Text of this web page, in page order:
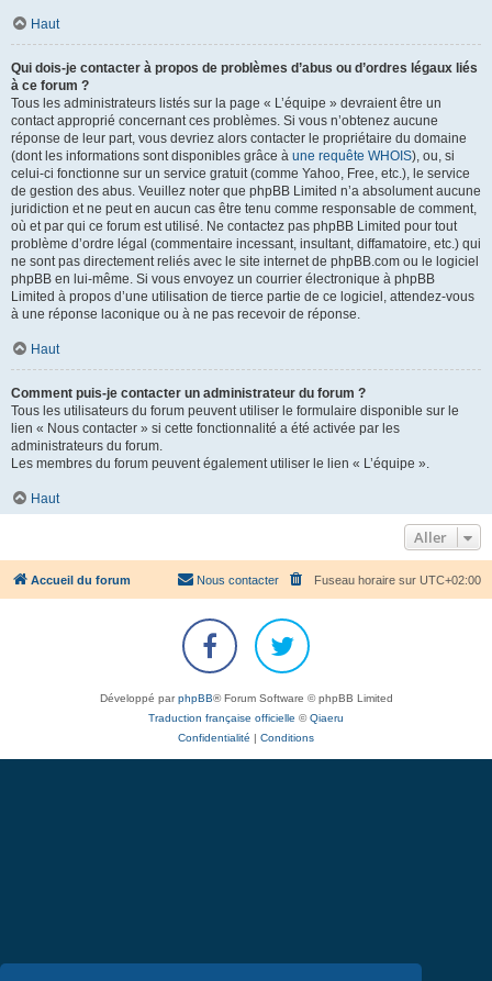
Haut
Qui dois-je contacter à propos de problèmes d’abus ou d’ordres légaux liés
à ce forum ?
Tous les administrateurs listés sur la page « L’équipe » devraient être un
contact approprié concernant ces problèmes. Si vous n’obtenez aucune
réponse de leur part, vous devriez alors contacter le propriétaire du domaine
(dont les informations sont disponibles grâce à une requête WHOIS), ou, si
celui-ci fonctionne sur un service gratuit (comme Yahoo, Free, etc.), le service
de gestion des abus. Veuillez noter que phpBB Limited n’a absolument aucune
juridiction et ne peut en aucun cas être tenu comme responsable de comment,
où et par qui ce forum est utilisé. Ne contactez pas phpBB Limited pour tout
problème d’ordre légal (commentaire incessant, insultant, diffamatoire, etc.) qui
ne sont pas directement reliés avec le site internet de phpBB.com ou le logiciel
phpBB en lui-même. Si vous envoyez un courrier électronique à phpBB
Limited à propos d’une utilisation de tierce partie de ce logiciel, attendez-vous
à une réponse laconique ou à ne pas recevoir de réponse.
Haut
Comment puis-je contacter un administrateur du forum ?
Tous les utilisateurs du forum peuvent utiliser le formulaire disponible sur le
lien « Nous contacter » si cette fonctionnalité a été activée par les
administrateurs du forum.
Les membres du forum peuvent également utiliser le lien « L’équipe ».
Haut
Aller
Accueil du forum Fuseau horaire sur UTC+02:00
Nous contacter
Développé parphpBB® Forum Software © phpBB Limited
Traduction française officielle ©Qiaeru
Confidentialité
Conditions